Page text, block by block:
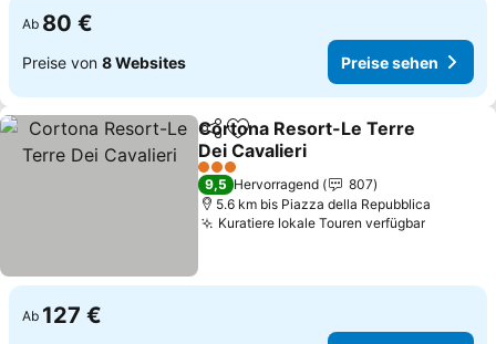
Ab 80 €
Preise von 8 Websites Preise sehen
TeilenZu Favoriten hinzufügen
Cortona Resort-Le Terre
Dei Cavalieri
Preise sehen
3 Sterne
9,5 Hervorragend
807
5.6 km bis Piazza della Repubblica
Kuratiere lokale Touren verfügbarPreise
Ab 127 €